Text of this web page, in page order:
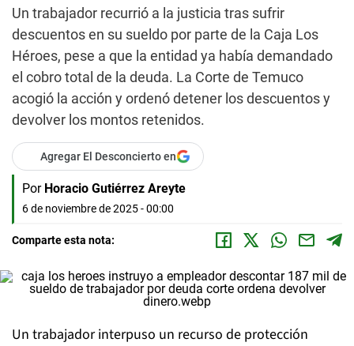
Un trabajador recurrió a la justicia tras sufrir
descuentos en su sueldo por parte de la Caja Los
Héroes, pese a que la entidad ya había demandado
el cobro total de la deuda. La Corte de Temuco
acogió la acción y ordenó detener los descuentos y
devolver los montos retenidos.
Agregar El Desconcierto en
Por Horacio Gutiérrez Areyte
6 de noviembre de 2025 - 00:00
Comparte esta nota:
Un trabajador interpuso un recurso de protección